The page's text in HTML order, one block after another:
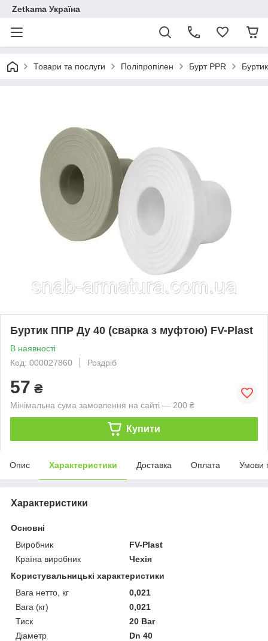
Zetkama Україна
Товари та послуги Поліпропілен Бурт PPR
Буртик ППР Ду 40 (сварка з муфтою) FV-Plast
В наявності
Код: 000027860
Роздріб
57 ₴
Мінімальна сума замовлення на сайті — 200 ₴
Купити
Опис Характеристики Доставка Оплата Умови
Характеристики
Основні
Виробник
FV-Plast
Країна виробник
Чехія
Користувальницькі характеристики
Вага нетто, кг
0,021
Вага (кг)
0,021
Тиск
20 Bar
Діаметр
Dn 40